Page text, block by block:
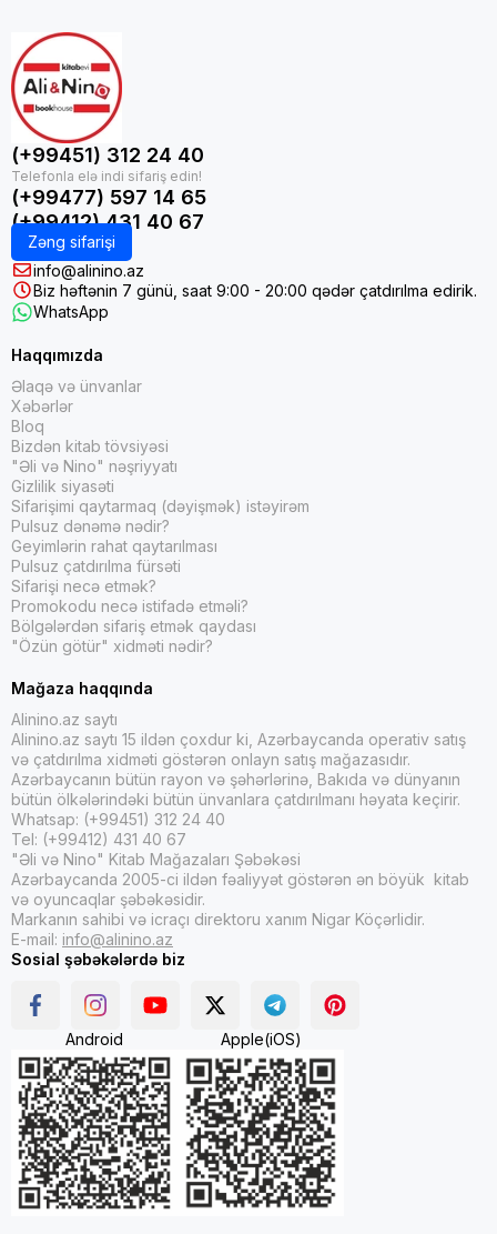
(+99451) 312 24 40
(+99477) 597 14 65
(+99412) 431 40 67
Zəng sifarişi
info@alinino.az
Biz həftənin 7 günü, saat 9:00 - 20:00 qədər çatdırılma edirik.
WhatsApp
Haqqımızda
Əlaqə və ünvanlar
Xəbərlər
Bloq
Bizdən kitab tövsiyəsi
"Əli və Nino" nəşriyyatı
Gizlilik siyasəti
Sifarişimi qaytarmaq (dəyişmək) istəyirəm
Pulsuz dənəmə nədir?
Geyimlərin rahat qaytarılması
Pulsuz çatdırılma fürsəti
Sifarişi necə etmək?
Promokodu necə istifadə etməli?
Bölgələrdən sifariş etmək qaydası
"Özün götür" xidməti nədir?
Mağaza haqqında
Alinino.az saytı
Alinino.az saytı 15 ildən çoxdur ki, Azərbaycanda operativ satış
və çatdırılma xidməti göstərən onlayn satış mağazasıdır.
Azərbaycanın bütün rayon və şəhərlərinə, Bakıda və dünyanın
bütün ölkələrindəki bütün ünvanlara çatdırılmanı həyata keçirir.
Whatsap: (+99451) 312 24 40
Tel: (+99412) 431 40 67
"Əli və Nino" Kitab Mağazaları Şəbəkəsi
Azərbaycanda 2005-ci ildən fəaliyyət göstərən ən böyük kitab
və oyuncaqlar şəbəkəsidir.
Markanın sahibi və icraçı direktoru xanım Nigar Köçərlidir.
E-mail: info@alinino.az
Sosial şəbəkələrdə biz
Android Apple(iOS)